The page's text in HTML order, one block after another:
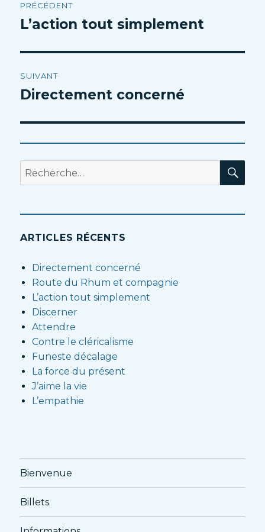
de
PRÉCÉDENT
Article
L’action tout simplement
SUIVANT
Article
Directement concerné
Recherche
pour
ARTICLES RÉCENTS
Directement concerné
Route du Rhum et compagnie
L’action tout simplement
Discerner
Attendre
Contre le cléricalisme
Funeste décalage
La force du présent
J’aime la vie
L’empathie
Bienvenue
Billets